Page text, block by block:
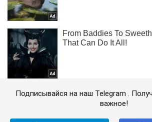
Подписывайся на наш Telegram .
важное!